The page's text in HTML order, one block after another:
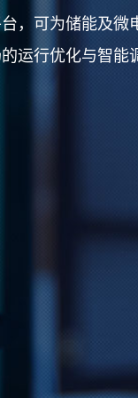
，可为储能及微
运行优化与智能